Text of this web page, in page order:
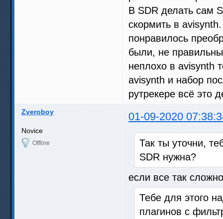
В SDR делать сам
скормить в
понравилось
были, не
неплохо в avisynth
avisynth и набор
рутрекере всё это
Zveroboy 01-09-2020
Novice
Offline
Так ты уточни,
SDR нужна?
если все так
Тебе для этого
плагинов с